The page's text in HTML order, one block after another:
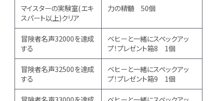
マイスターの実験室(エキ
スパート以上)クリア
力の精髄 50個
冒険者名声32000を達成
する
ベヒーと一緒にスペックアッ
プ！プレゼント箱8 1個
冒険者名声32500を達成
する
ベヒーと一緒にスペックアッ
プ！プレゼント箱9 1個